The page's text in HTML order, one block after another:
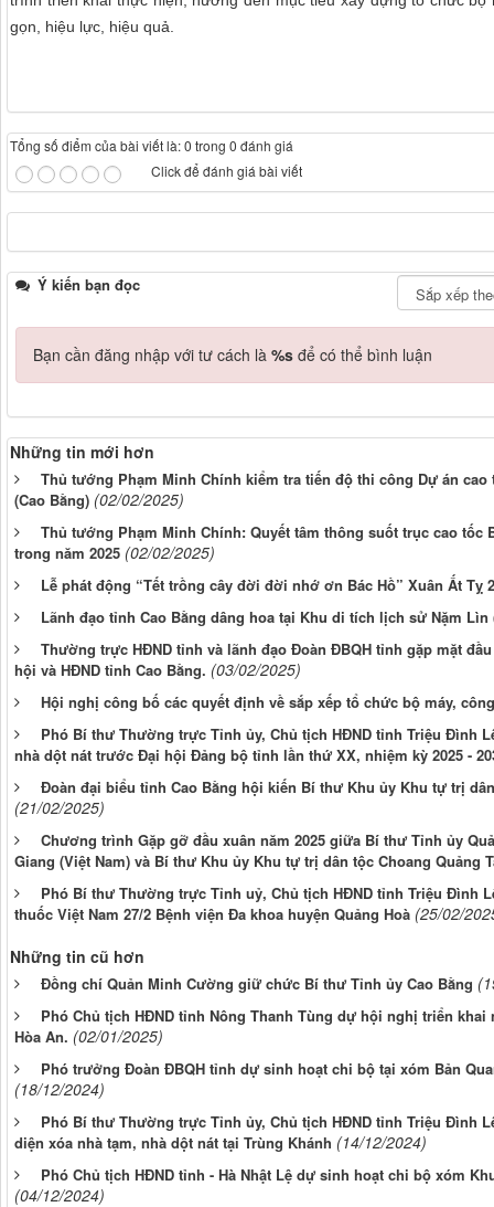
gọn, hiệu lực, hiệu quả.
Tổng số điểm của bài viết là: 0 trong 0 đánh giá
Click để đánh giá bài viết
Ý kiến bạn đọc
Bạn cần đăng nhập với tư cách là %s để có thể bình luận
Những tin mới hơn
Thủ tướng Phạm Minh Chính kiểm tra tiến độ thi công Dự án
(Cao Bằng) (02/02/2025)
Thủ tướng Phạm Minh Chính: Quyết tâm thông suốt trục cao tốc
trong năm 2025 (02/02/2025)
Lễ phát động “Tết trồng cây đời đời nhớ ơn Bác Hồ” Xuân Ất Tỵ
Lãnh đạo tỉnh Cao Bằng dâng hoa tại Khu di tích lịch sử Nặm Lìn
Thường trực HĐND tỉnh và lãnh đạo Đoàn ĐBQH tỉnh gặp mặt
hội và HĐND tỉnh Cao Bằng. (03/02/2025)
Hội nghị công bố các quyết định về sắp xếp tổ chức bộ máy,
Phó Bí thư Thường trực Tỉnh ủy, Chủ tịch HĐND tỉnh Triệu Đình
nhà dột nát trước Đại hội Đảng bộ tỉnh lần thứ XX, nhiệm kỳ 2025 -
Đoàn đại biểu tỉnh Cao Bằng hội kiến Bí thư Khu ủy Khu tự trị
(21/02/2025)
Chương trình Gặp gỡ đầu xuân năm 2025 giữa Bí thư Tỉnh ủy
Giang (Việt Nam) và Bí thư Khu ủy Khu tự trị dân tộc Choang Quảng
Phó Bí thư Thường trực Tỉnh uỷ, Chủ tịch HĐND tỉnh Triệu Đình
thuốc Việt Nam 27/2 Bệnh viện Đa khoa huyện Quảng Hoà (25/02/
Những tin cũ hơn
Đồng chí Quản Minh Cường giữ chức Bí thư Tỉnh ủy Cao Bằng
Phó Chủ tịch HĐND tỉnh Nông Thanh Tùng dự hội nghị triển khai
Hòa An. (02/01/2025)
Phó trưởng Đoàn ĐBQH tỉnh dự sinh hoạt chi bộ tại xóm Bản
(18/12/2024)
Phó Bí thư Thường trực Tỉnh ủy, Chủ tịch HĐND tỉnh Triệu Đình
diện xóa nhà tạm, nhà dột nát tại Trùng Khánh (14/12/2024)
Phó Chủ tịch HĐND tỉnh - Hà Nhật Lệ dự sinh hoạt chi bộ xóm
(04/12/2024)